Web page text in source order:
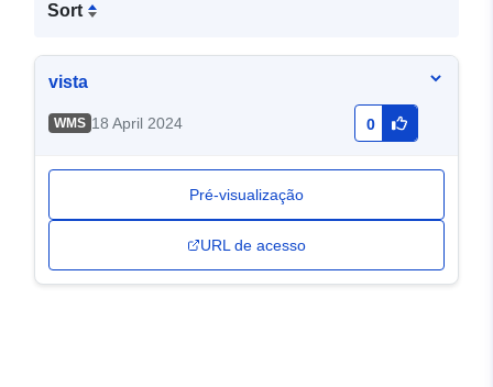
Sort
vista
WMS 18 April 2024 0
Pré-visualização
URL de acesso